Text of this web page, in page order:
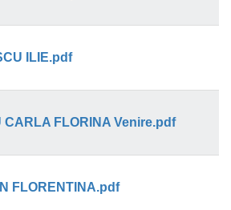
ILIE.pdf
CARLA FLORINA Venire.pdf
FLORENTINA.pdf